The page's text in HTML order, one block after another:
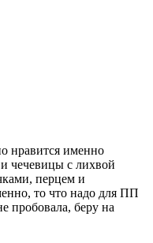
нравится именно
чечевицы с лихвой
перцем и
то что надо для ПП
пробовала, беру на